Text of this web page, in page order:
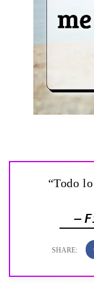
“Todo
—